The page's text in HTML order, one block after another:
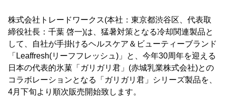
株式会社トレードワークス(本社：東京都渋谷区、代表取
締役社長：千葉 啓一)は、猛暑対策となる冷却関連製品と
して、自社が手掛けるヘルスケア＆ビューティーブランド
「Leaffresh(リーフフレッシュ)」と、今年30周年を迎える
日本の代表的氷菓「ガリガリ君」(赤城乳業株式会社)との
コラボレーションとなる「ガリガリ君」シリーズ製品を、
4月下旬より順次販売開始致します。